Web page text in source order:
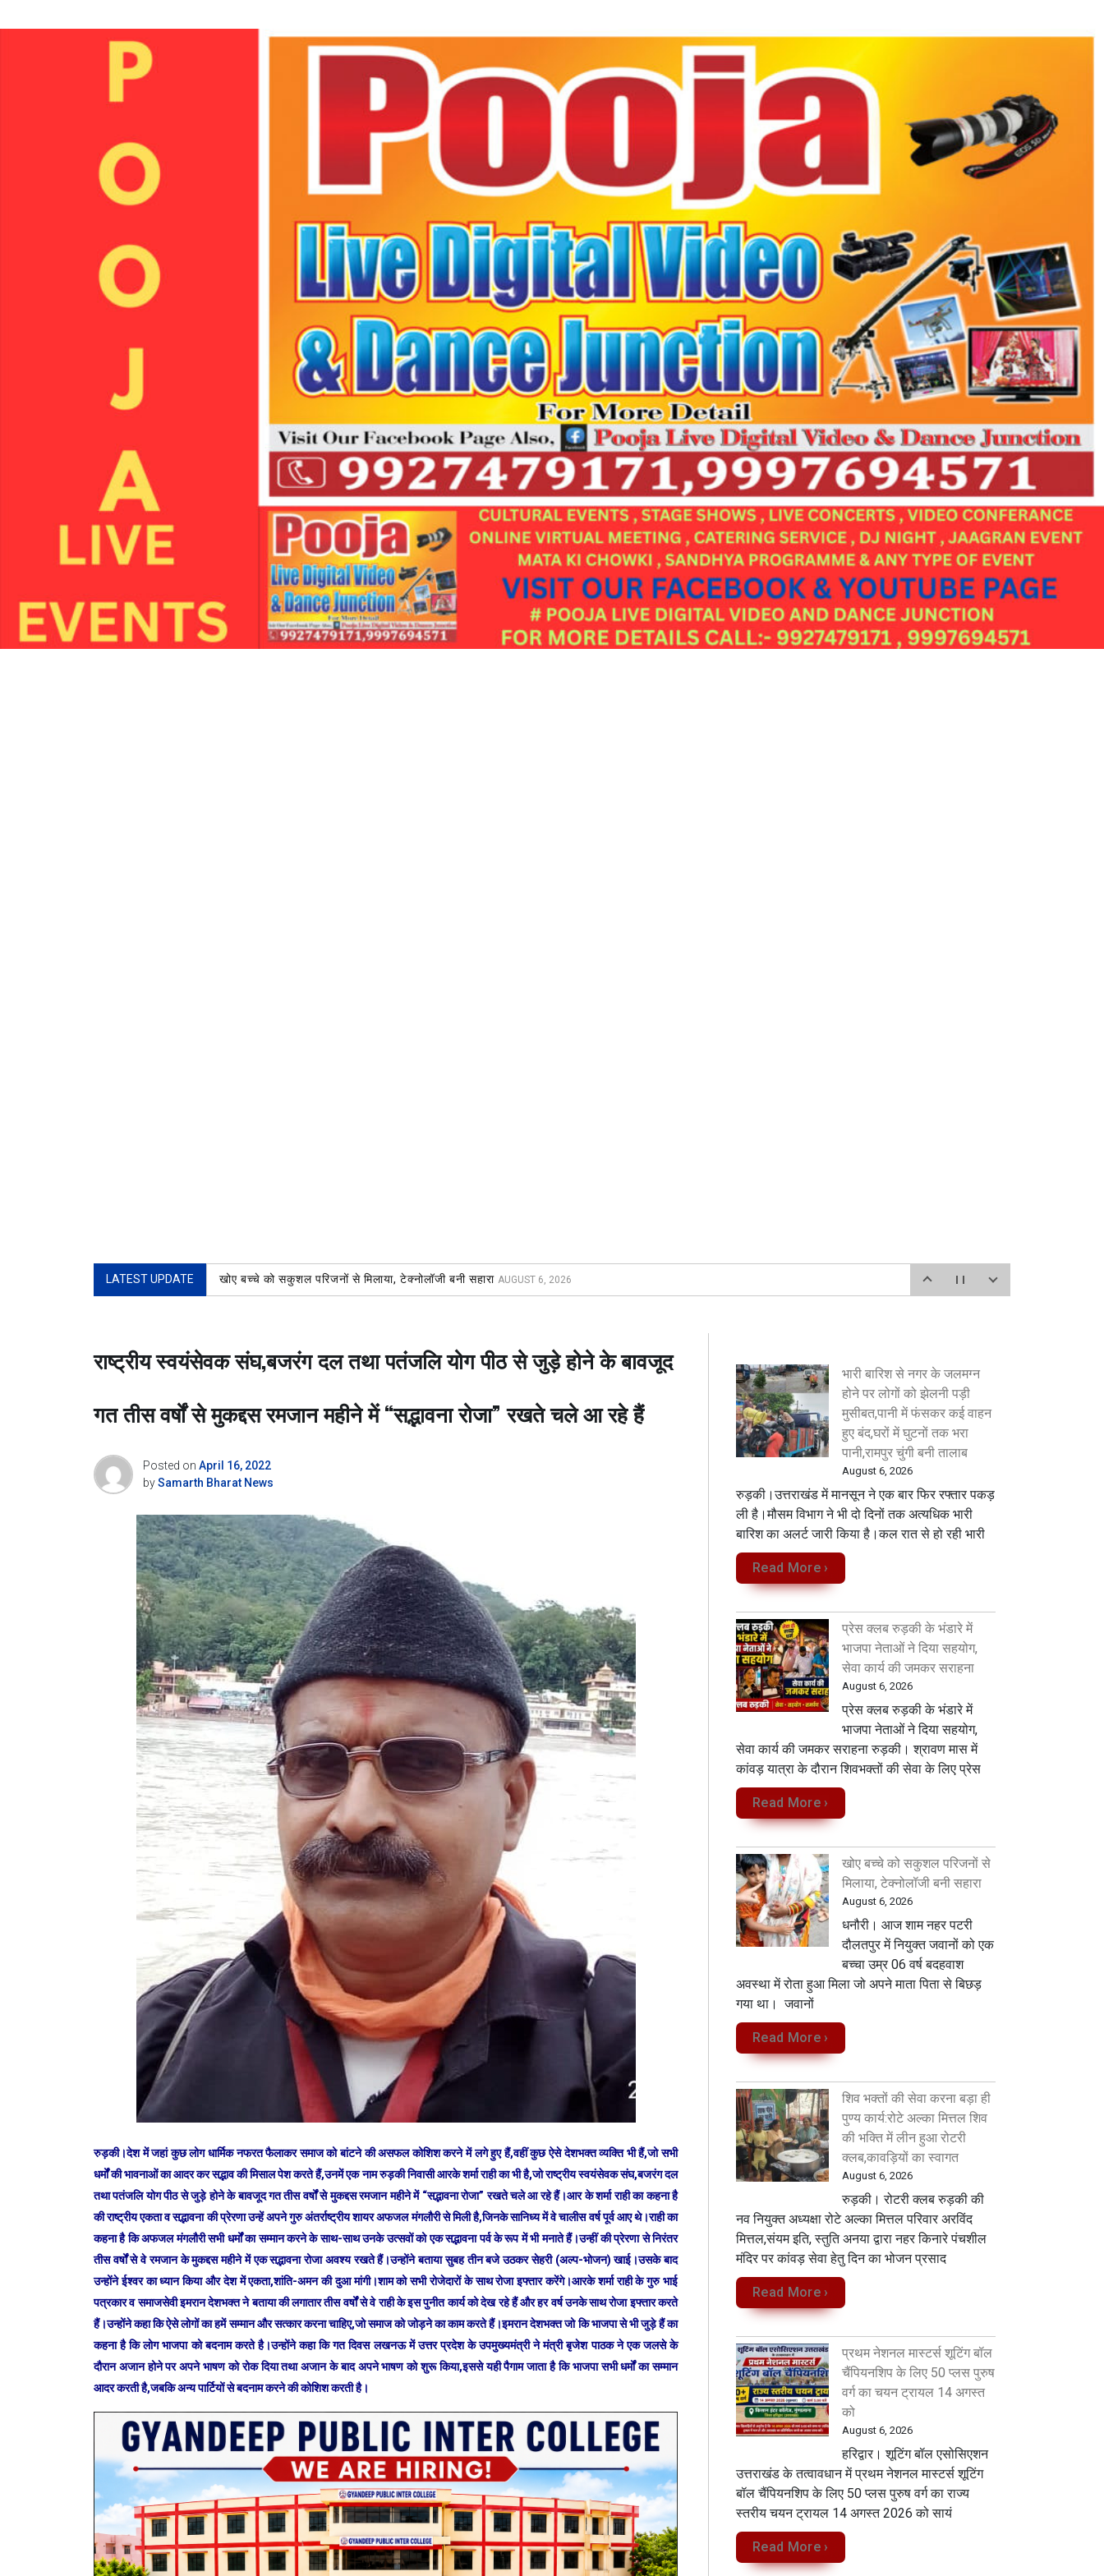
LATEST UPDATE खोए बच्चे को सकुशल परिजनों से मिलाया, टेक्नोलॉजी बनी सहारा AUGUST 6, 2026
राष्ट्रीय स्वयंसेवक संघ,बजरंग दल तथा पतंजलि योग पीठ से जुड़े होने के बावजूद
गत तीस वर्षों से मुकद्दस रमजान महीने में “सद्भावना रोजा” रखते चले आ रहे हैं
Posted on April 16, 2022
bySamarth Bharat News
रुड़की।देश में जहां कुछ लोग धार्मिक नफरत फैलाकर समाज को बांटने की असफल कोशिश करने में लगे हुए हैं,वहीं कुछ ऐसे देशभक्त व्यक्ति भी हैं,जो सभी
धर्मों की भावनाओं का आदर कर सद्भाव की मिसाल पेश करते हैं,उनमें एक नाम रुड़की निवासी आरके शर्मा राही का भी है,जो राष्ट्रीय स्वयंसेवक संघ,बजरंग दल
तथा पतंजलि योग पीठ से जुड़े होने के बावजूद गत तीस वर्षों से मुकद्दस रमजान महीने में “सद्भावना रोजा” रखते चले आ रहे हैं।आर के शर्मा राही का कहना है
की राष्ट्रीय एकता व सद्भावना की प्रेरणा उन्हें अपने गुरु अंतर्राष्ट्रीय शायर अफजल मंगलौरी से मिली है,जिनके सानिध्य में वे चालीस वर्ष पूर्व आए थे।राही का
कहना है कि अफजल मंगलौरी सभी धर्मों का सम्मान करने के साथ-साथ उनके उत्सवों को एक सद्भावना पर्व के रूप में भी मनाते हैं।उन्हीं की प्रेरणा से निरंतर
तीस वर्षों से वे रमजान के मुकद्दस महीने में एक सद्भावना रोजा अवश्य रखते हैं।उन्होंने बताया सुबह तीन बजे उठकर सेहरी (अल्प-भोजन) खाई।उसके बाद
उन्होंने ईश्वर का ध्यान किया और देश में एकता,शांति-अमन की दुआ मांगी।शाम को सभी रोजेदारों के साथ रोजा इफ्तार करेंगे।आरके शर्मा राही के गुरु भाई
पत्रकार व समाजसेवी इमरान देशभक्त ने बताया की लगातार तीस वर्षों से वे राही के इस पुनीत कार्य को देख रहे हैं और हर वर्ष उनके साथ रोजा इफ्तार करते
हैं।उन्होंने कहा कि ऐसे लोगों का हमें सम्मान और सत्कार करना चाहिए,जो समाज को जोड़ने का काम करते हैं।इमरान देशभक्त जो कि भाजपा से भी जुड़े हैं का
कहना है कि लोग भाजपा को बदनाम करते है।उन्होंने कहा कि गत दिवस लखनऊ में उत्तर प्रदेश के उपमुख्यमंत्री ने मंत्री बृजेश पाठक ने एक जलसे के
दौरान अजान होने पर अपने भाषण को रोक दिया तथा अजान के बाद अपने भाषण को शुरू किया,इससे यही पैगाम जाता है कि भाजपा सभी धर्मों का सम्मान
आदर करती है,जबकि अन्य पार्टियों से बदनाम करने की कोशिश करती है।
भारी बारिश से नगर के जलमग्न
होने पर लोगों को झेलनी पड़ी
मुसीबत,पानी में फंसकर कई वाहन
हुए बंद,घरों में घुटनों तक भरा
पानी,रामपुर चुंगी बनी तालाब
August 6, 2026
रुड़की।उत्तराखंड में मानसून ने एक बार फिर रफ्तार पकड़
ली है।मौसम विभाग ने भी दो दिनों तक अत्यधिक भारी
बारिश का अलर्ट जारी किया है।कल रात से हो रही भारी
Read More ›
प्रेस क्लब रुड़की के भंडारे में
भाजपा नेताओं ने दिया सहयोग,
सेवा कार्य की जमकर सराहना
August 6, 2026
प्रेस क्लब रुड़की के भंडारे में
भाजपा नेताओं ने दिया सहयोग,
सेवा कार्य की जमकर सराहना रुड़की। श्रावण मास में
कांवड़ यात्रा के दौरान शिवभक्तों की सेवा के लिए प्रेस
Read More ›
खोए बच्चे को सकुशल परिजनों से
मिलाया, टेक्नोलॉजी बनी सहारा
August 6, 2026
धनौरी। आज शाम नहर पटरी
दौलतपुर में नियुक्त जवानों को एक
बच्चा उम्र 06 वर्ष बदहवाश
अवस्था में रोता हुआ मिला जो अपने माता पिता से बिछड़
गया था। जवानों
Read More ›
शिव भक्तों की सेवा करना बड़ा ही
पुण्य कार्य:रोटे अल्का मित्तल शिव
की भक्ति में लीन हुआ रोटरी
क्लब,कावड़ियों का स्वागत
August 6, 2026
रुड़की। रोटरी क्लब रुड़की की
नव नियुक्त अध्यक्षा रोटे अल्का मित्तल परिवार अरविंद
मित्तल,संयम इति, स्तुति अनया द्वारा नहर किनारे पंचशील
मंदिर पर कांवड़ सेवा‌ हेतु दिन का भोजन प्रसाद
Read More ›
प्रथम नेशनल मास्टर्स शूटिंग बॉल
चैंपियनशिप के लिए 50 प्लस पुरुष
वर्ग का चयन ट्रायल 14 अगस्त
को
August 6, 2026
हरिद्वार। शूटिंग बॉल एसोसिएशन
उत्तराखंड के तत्वावधान में प्रथम नेशनल मास्टर्स शूटिंग
बॉल चैंपियनशिप के लिए 50 प्लस पुरुष वर्ग का राज्य
स्तरीय चयन ट्रायल 14 अगस्त 2026 को सायं
Read More ›